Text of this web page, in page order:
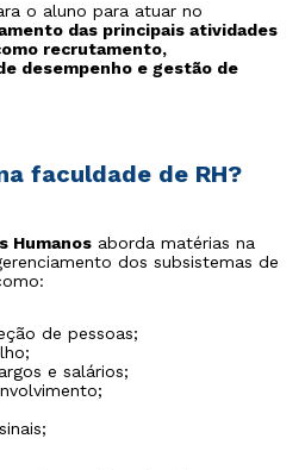
o aluno para atuar no
das principais atividades
recrutamento,
desempenho e gestão de
faculdade de RH?
Humanos aborda matérias na
dos subsistemas de
de pessoas;
e salários;